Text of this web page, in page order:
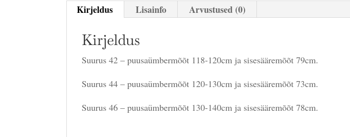
Kirjeldus Lisainfo Arvustused (0)
Kirjeldus
Suurus 42 – puusaümbermõõt 118-120cm ja sisesääremõõt 79cm.
Suurus 44 – puusaümbermõõt 120-130cm ja sisesääremõõt 73cm.
Suurus 46 – puusaümbermõõt 130-140cm ja sisesääremõõt 78cm.